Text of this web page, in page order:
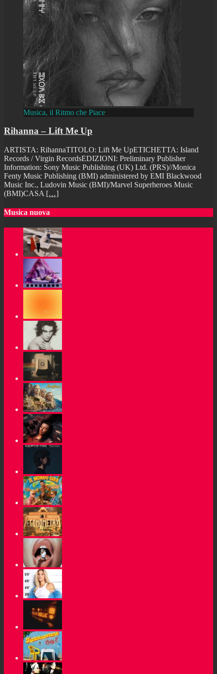
Musica, il Ritmo che Piace
Rihanna – Lift Me Up
ARTISTA: RihannaTITOLO: Lift Me UpETICHETTA: Island
Records / Virgin RecordsEDIZIONI: Preliminary Publisher
Information: Sony Music Publishing (UK) Ltd. (PRS)//Monica
Fenty Music Publishing (BMI) administered by EMI Blackwood
Music Inc., Ludovin Music (BMI)/Marvel Superheroes Music
(BMI)CASA […]
Musica nuova